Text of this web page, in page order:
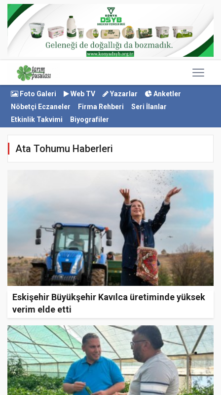
Foto Galeri Web TV Yazarlar
Anketler
Nöbetçi Eczaneler
Firma Rehberi
Seri İlanlar
Etkinlik Takvimi
Biyografiler
Ata Tohumu Haberleri
Eskişehir Büyükşehir Kavılca üretiminde yüksek
verim elde etti